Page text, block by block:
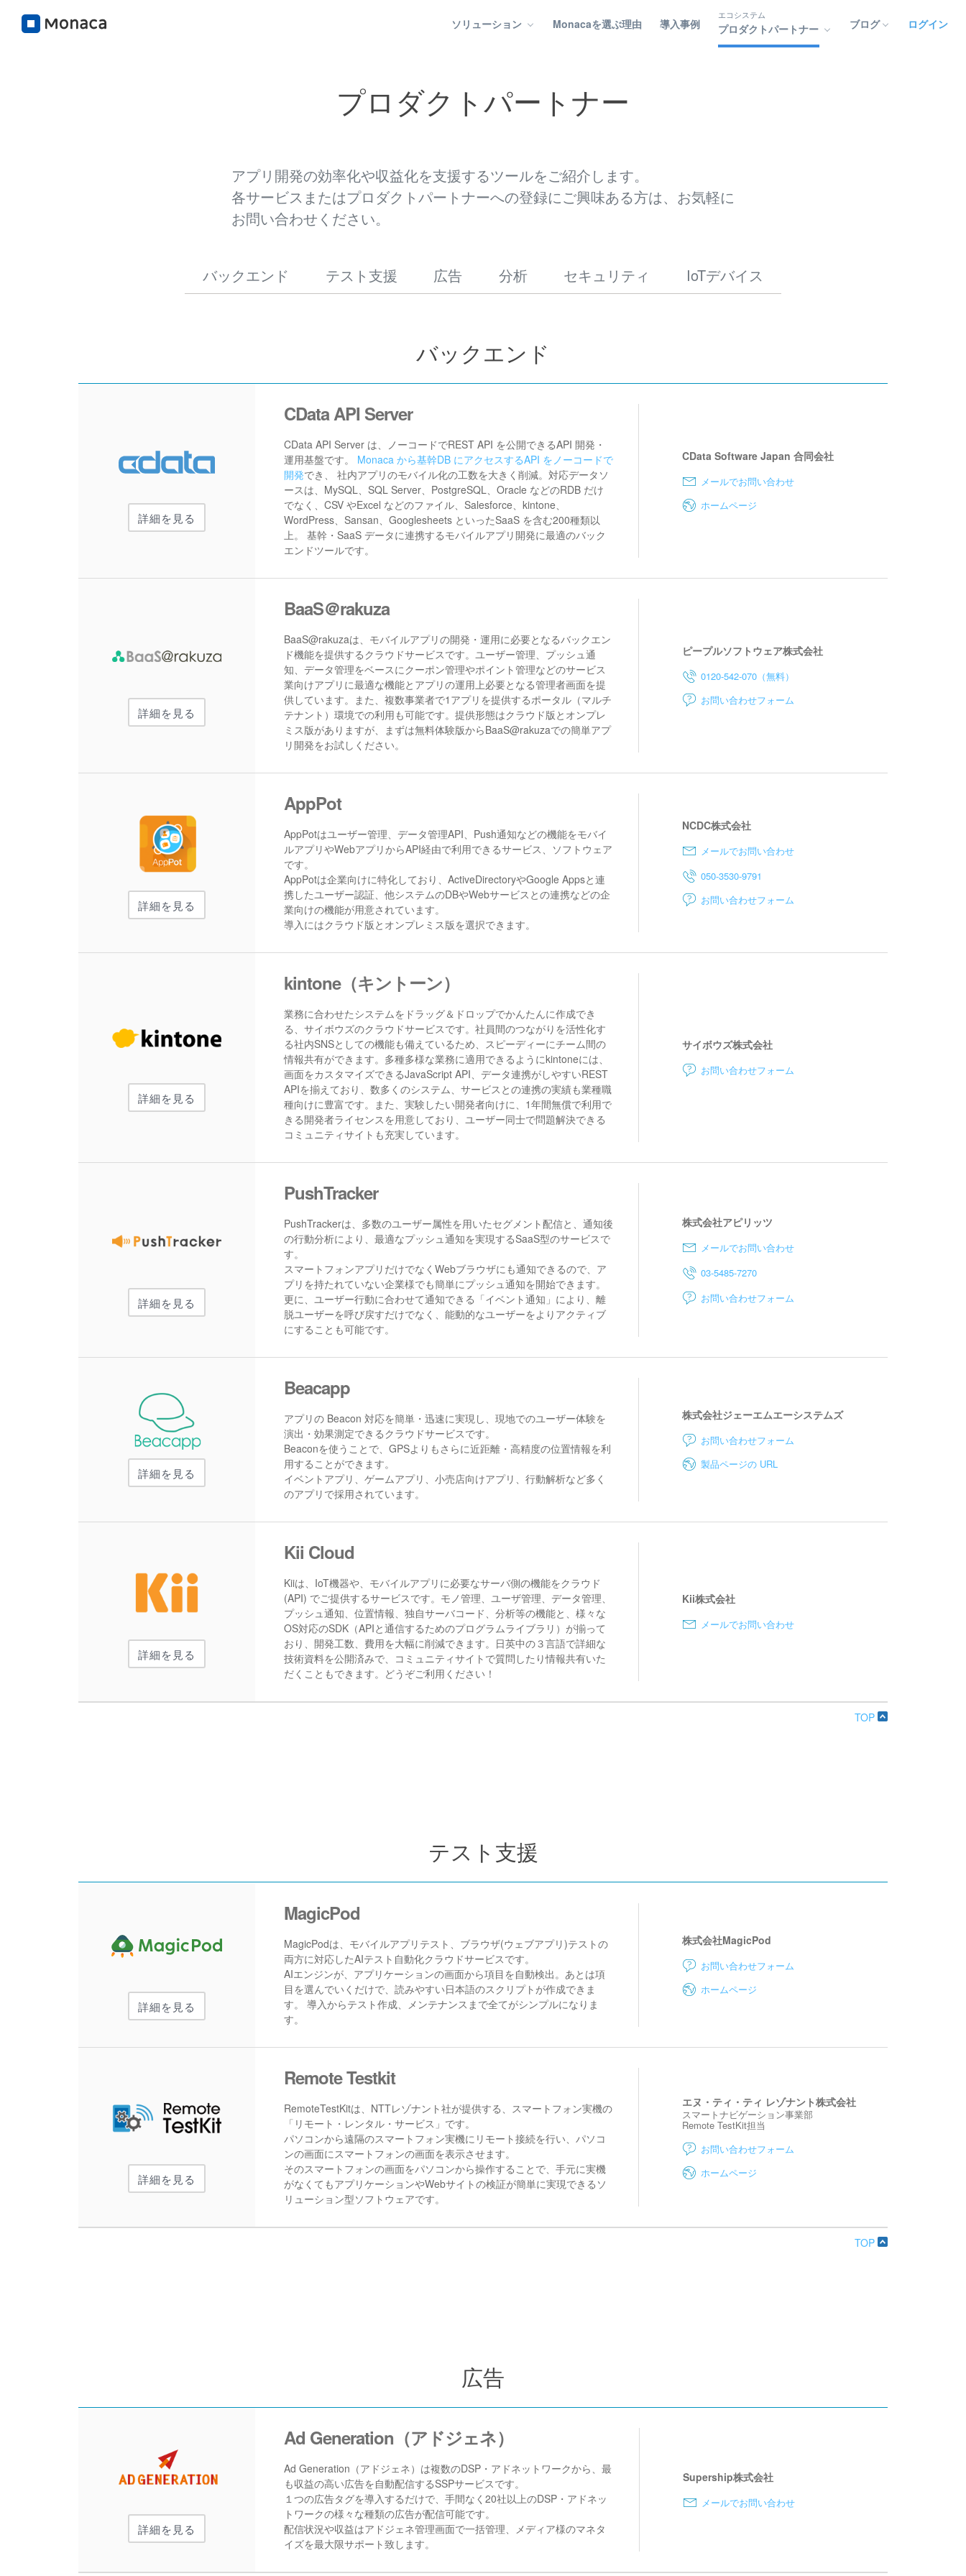
ソリューション Monacaを選ぶ理由 導入事例
エコシステム
プロダクトパートナー ブログ ログイン
プロダクトパートナー
アプリ開発の効率化や収益化を支援するツールをご紹介します。
各サービスまたはプロダクトパートナーへの登録にご興味ある方は、お気軽に
お問い合わせください。
バックエンド テスト支援 広告 分析 セキュリティ IoTデバイス
バックエンド
詳細を見る
CData API Server
CData API Server は、ノーコードでREST API を公開できるAPI 開発・
運用基盤です。 Monaca から基幹DB にアクセスするAPI をノーコードで
開発でき、 社内アプリのモバイル化の工数を大きく削減。対応データソ
ースは、MySQL、SQL Server、PostgreSQL、Oracle などのRDB だけ
でなく、CSV やExcel などのファイル、Salesforce、kintone、
WordPress、Sansan、Googlesheets といったSaaS を含む200種類以
上。 基幹・SaaS データに連携するモバイルアプリ開発に最適のバック
エンドツールです。
CData Software Japan 合同会社
メールでお問い合わせ
ホームページ
詳細を見る
BaaS＠rakuza
BaaS@rakuzaは、モバイルアプリの開発・運用に必要となるバックエン
ド機能を提供するクラウドサービスです。ユーザー管理、プッシュ通
知、データ管理をベースにクーポン管理やポイント管理などのサービス
業向けアプリに最適な機能とアプリの運用上必要となる管理者画面を提
供しています。また、複数事業者で1アプリを提供するポータル（マルチ
テナント）環境での利用も可能です。提供形態はクラウド版とオンプレ
ミス版がありますが、まずは無料体験版からBaaS@rakuzaでの簡単アプ
リ開発をお試しください。
ピープルソフトウェア株式会社
0120-542-070（無料）
お問い合わせフォーム
詳細を見る
AppPot
AppPotはユーザー管理、データ管理API、Push通知などの機能をモバイ
ルアプリやWebアプリからAPI経由で利用できるサービス、ソフトウェア
です。
AppPotは企業向けに特化しており、ActiveDirectoryやGoogle Appsと連
携したユーザー認証、他システムのDBやWebサービスとの連携などの企
業向けの機能が用意されています。
導入にはクラウド版とオンプレミス版を選択できます。
NCDC株式会社
メールでお問い合わせ
050-3530-9791
お問い合わせフォーム
詳細を見る
kintone（キントーン）
業務に合わせたシステムをドラッグ＆ドロップでかんたんに作成でき
る、サイボウズのクラウドサービスです。社員間のつながりを活性化す
る社内SNSとしての機能も備えているため、スピーディーにチーム間の
情報共有ができます。多種多様な業務に適用できるようにkintoneには、
画面をカスタマイズできるJavaScript API、データ連携がしやすいREST
APIを揃えており、数多くのシステム、サービスとの連携の実績も業種職
種向けに豊富です。また、実験したい開発者向けに、1年間無償で利用で
きる開発者ライセンスを用意しており、ユーザー同士で問題解決できる
コミュニティサイトも充実しています。
サイボウズ株式会社
お問い合わせフォーム
詳細を見る
PushTracker
PushTrackerは、多数のユーザー属性を用いたセグメント配信と、通知後
の行動分析により、最適なプッシュ通知を実現するSaaS型のサービスで
す。
スマートフォンアプリだけでなくWebブラウザにも通知できるので、ア
プリを持たれていない企業様でも簡単にプッシュ通知を開始できます。
更に、ユーザー行動に合わせて通知できる「イベント通知」により、離
脱ユーザーを呼び戻すだけでなく、能動的なユーザーをよりアクティブ
にすることも可能です。
株式会社アピリッツ
メールでお問い合わせ
03-5485-7270
お問い合わせフォーム
詳細を見る
Beacapp
アプリの Beacon 対応を簡単・迅速に実現し、現地でのユーザー体験を
演出・効果測定できるクラウドサービスです。
Beaconを使うことで、GPSよりもさらに近距離・高精度の位置情報を利
用することができます。
イベントアプリ、ゲームアプリ、小売店向けアプリ、行動解析など多く
のアプリで採用されています。
株式会社ジェーエムエーシステムズ
お問い合わせフォーム
製品ページの URL
詳細を見る
Kii Cloud
Kiiは、IoT機器や、モバイルアプリに必要なサーバ側の機能をクラウド
(API) でご提供するサービスです。モノ管理、ユーザ管理、データ管理、
プッシュ通知、位置情報、独自サーバコード、分析等の機能と、様々な
OS対応のSDK（APIと通信するためのプログラムライブラリ）が揃って
おり、開発工数、費用を大幅に削減できます。日英中の３言語で詳細な
技術資料を公開済みで、コミュニティサイトで質問したり情報共有いた
だくこともできます。どうぞご利用ください！
Kii株式会社
メールでお問い合わせ
TOP
テスト支援
詳細を見る
MagicPod
MagicPodは、モバイルアプリテスト、ブラウザ(ウェブアプリ)テストの
両方に対応したAIテスト自動化クラウドサービスです。
AIエンジンが、アプリケーションの画面から項目を自動検出。あとは項
目を選んでいくだけで、読みやすい日本語のスクリプトが作成できま
す。 導入からテスト作成、メンテナンスまで全てがシンプルになりま
す。
株式会社MagicPod
お問い合わせフォーム
ホームページ
詳細を見る
Remote Testkit
RemoteTestKitは、NTTレゾナント社が提供する、スマートフォン実機の
「リモート・レンタル・サービス」です。
パソコンから遠隔のスマートフォン実機にリモート接続を行い、パソコ
ンの画面にスマートフォンの画面を表示させます。
そのスマートフォンの画面をパソコンから操作することで、手元に実機
がなくてもアプリケーションやWebサイトの検証が簡単に実現できるソ
リューション型ソフトウェアです。
エヌ・ティ・ティ レゾナント株式会社
スマートナビゲーション事業部
Remote TestKit担当
お問い合わせフォーム
ホームページ
TOP
広告
詳細を見る
Ad Generation（アドジェネ）
Ad Generation（アドジェネ）は複数のDSP・アドネットワークから、最
も収益の高い広告を自動配信するSSPサービスです。
１つの広告タグを導入するだけで、手間なく20社以上のDSP・アドネッ
トワークの様々な種類の広告が配信可能です。
配信状況や収益はアドジェネ管理画面で一括管理、メディア様のマネタ
イズを最大限サポート致します。
Supership株式会社
メールでお問い合わせ